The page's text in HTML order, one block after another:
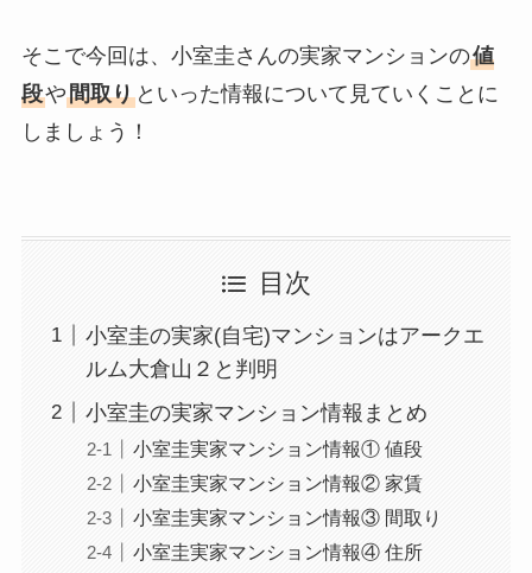
そこで今回は、小室圭さんの実家マンションの値
段や間取りといった情報について見ていくことに
しましょう！
目次
小室圭の実家(自宅)マンションはアークエ
ルム大倉山２と判明
小室圭の実家マンション情報まとめ
小室圭実家マンション情報① 値段
小室圭実家マンション情報② 家賃
小室圭実家マンション情報③ 間取り
小室圭実家マンション情報④ 住所